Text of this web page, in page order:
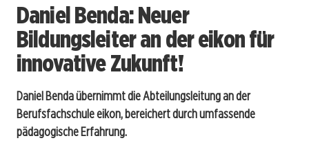
Daniel Benda: Neuer
Bildungsleiter an der eikon für
innovative Zukunft!
Daniel Benda übernimmt die Abteilungsleitung an der
Berufsfachschule eikon, bereichert durch umfassende
pädagogische Erfahrung.